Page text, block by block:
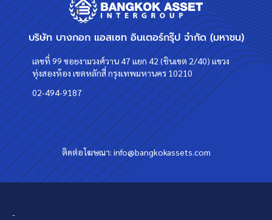
บริษัท บางกอก แอสเซท อินเตอร์กรุ๊ป จำกัด (มหาชน)
เลขที่ 99 ซอยงามวงศ์วาน 47 แยก 42 (ชินเขต 2/40) แขวง
ทุ่งสองห้อง เขตหลักสี่ กรุงเทพมหานคร 10210
02-494-9187
ติดต่อโฆษณา:info@bangkokassets.com
-